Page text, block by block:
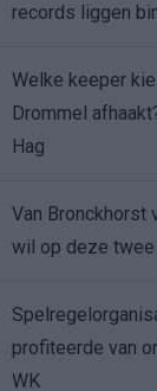
records liggen
Welke keeper
Drommel
Hag
Van Bronckhorst
wil op deze
profiteerde van
WK